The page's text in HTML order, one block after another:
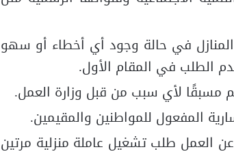
في حالة وجود أي أخطاء أو سهو
الطلب في المقام الأول.
مسبقًا لأي سبب من قبل وزارة العمل.
المفعول للمواطنين والمقيمين.
العمل طلب تشغيل عاملة منزلية مرتين